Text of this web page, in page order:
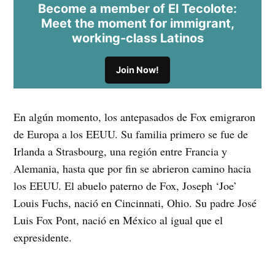
Become a member of El Tecolote:
Meet the moment for immigrant,
working-class Latinos
Join Now!
En algún momento, los antepasados de Fox emigraron
de Europa a los EEUU. Su familia primero se fue de
Irlanda a Strasbourg, una región entre Francia y
Alemania, hasta que por fin se abrieron camino hacia
los EEUU. El abuelo paterno de Fox, Joseph ‘Joe’
Louis Fuchs, nació en Cincinnati, Ohio. Su padre José
Luis Fox Pont, nació en México al igual que el
expresidente.